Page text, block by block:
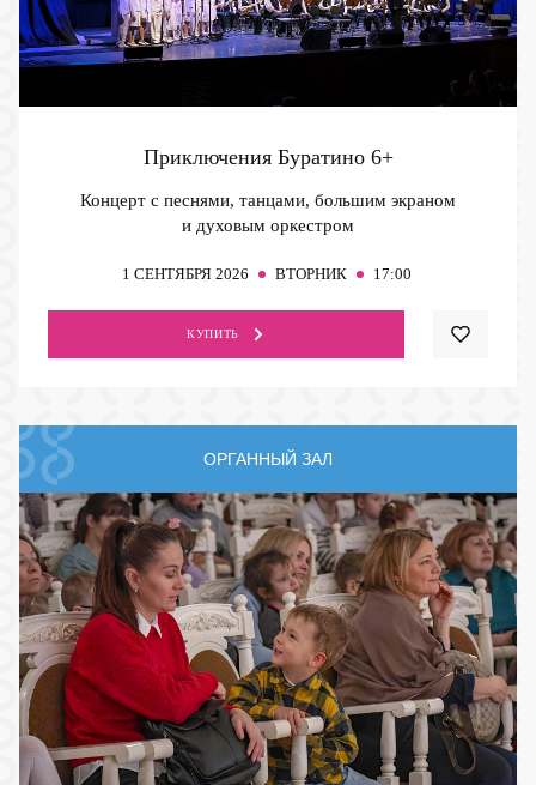
Приключения Буратино 6+
Концерт с песнями, танцами, большим экраном
и духовым оркестром
1 СЕНТЯБРЯ 2026 ВТОРНИК 17:00
КУПИТЬ
ОРГАННЫЙ ЗАЛ